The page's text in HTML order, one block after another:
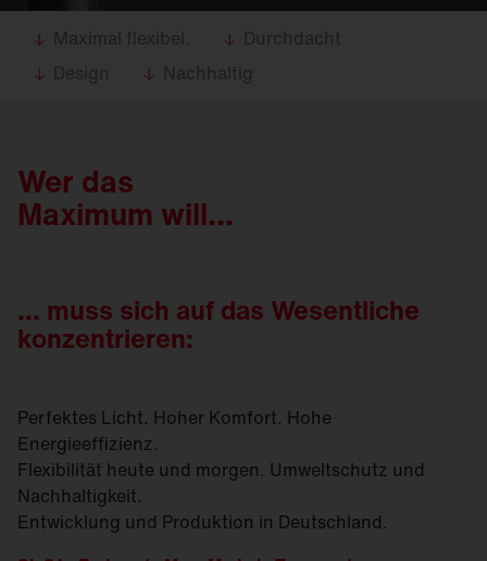
Maximal flexibel.
Durchdacht
Design
Nachhaltig
Wer das
Maximum will...
... muss sich auf das Wesentliche
konzentrieren:
Perfektes Licht. Hoher Komfort. Hohe
Energieeffizienz.
Flexibilität heute und morgen. Umweltschutz und
Nachhaltigkeit.
Entwicklung und Produktion in Deutschland.